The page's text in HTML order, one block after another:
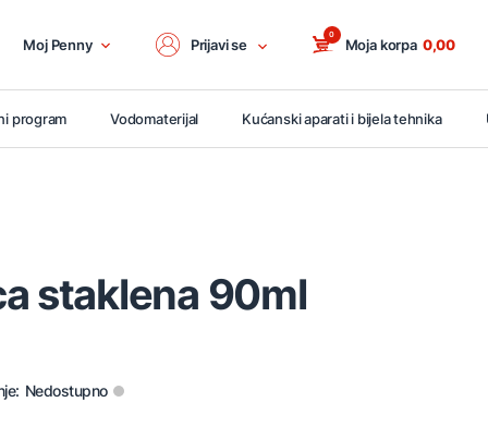
Moj Penny Prijavi se Moja korpa
0
0,00
program Vodomaterijal Kućanski aparati i bijela tehnika
staklena 90ml
Nedostupno